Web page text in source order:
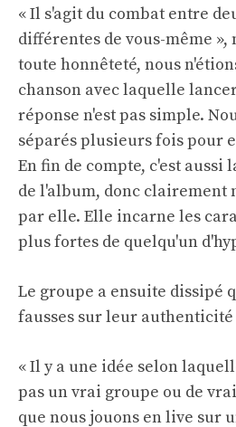
« Il s'agit du combat entre
différentes de vous-même »,
toute honnêteté, nous
chanson avec laquelle
réponse n'est pas simple.
séparés plusieurs fois pour
En fin de compte, c'est aussi
de l'album, donc clairement
par elle. Elle incarne les
plus fortes de quelqu'un
Le groupe a ensuite dissipé
fausses sur leur
« Il y a une idée selon
pas un vrai groupe ou de
que nous jouons en live sur